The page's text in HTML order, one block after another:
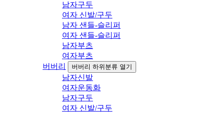
남자구두
여자 신발/구두
남자 샌들-슬리퍼
여자 샌들-슬리퍼
남자부츠
여자부츠
버버리
버버리 하위분류 열기
남자신발
여자운동화
남자구두
여자 신발/구두